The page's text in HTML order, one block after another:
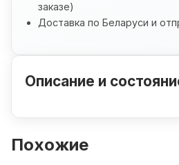
заказе)
Доставка по Беларуси и
Описание и
Похожие